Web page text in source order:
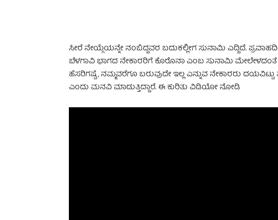
ಸೀರೆ ನೇಯ್ಗೆಯನ್ನೇ ನಂಬಿದ್ದವರ ಬದುಕಲ್ಲೀಗ ಸುನಾಮಿ ಎದ್ದಿದೆ.
ಬೆಳಗಾವಿ ಭಾಗದ ನೇಕಾರರಿಗೆ ಕೊರೊನಾ ಎಂಬ ಸುನಾಮಿ ಮೇಲೇಳದಂತೆ
ಹೆಸರಿಗಷ್ಟೆ, ನಮ್ಮವರೆಗೂ ಬರುವುದೇ ಇಲ್ಲ ಎನ್ನುವ ನೇಕಾರರು
ಎಂದು ಮನವಿ ಮಾಡುತ್ತಿದ್ದಾರೆ. ಈ ಕುರಿತು ವಿಡಿಯೋ ನೋಡಿ